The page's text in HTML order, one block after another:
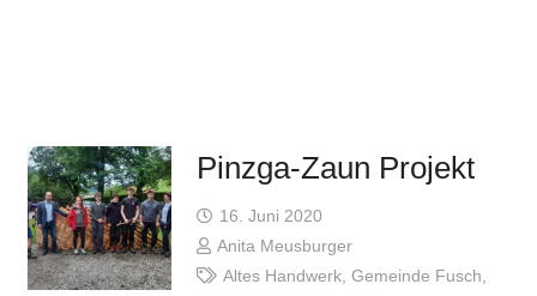
Pinzga-Zaun Projekt
16. Juni 2020
Anita Meusburger
Altes Handwerk, Gemeinde Fusch,